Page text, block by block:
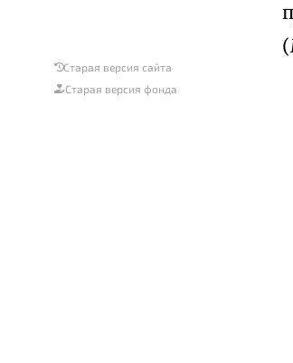
Старая версия сайта
Старая версия фонда
(